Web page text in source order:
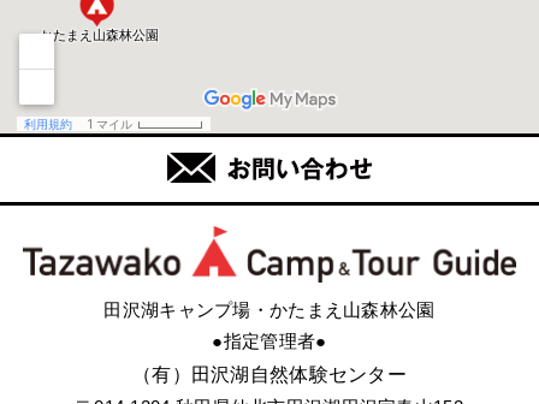
田沢湖キャンプ場・かたまえ山森林公園
●指定管理者●
（有）田沢湖自然体験センター